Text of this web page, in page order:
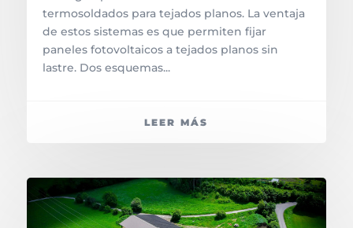
termosoldados para tejados planos. La ventaja
de estos sistemas es que permiten fijar
paneles fotovoltaicos a tejados planos sin
lastre. Dos esquemas...
LEER MÁS